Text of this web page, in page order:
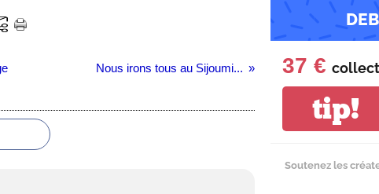
Nous irons tous au Sijoumi... 37 €
tip!
Soutenez les